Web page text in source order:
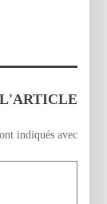
indiqués avec